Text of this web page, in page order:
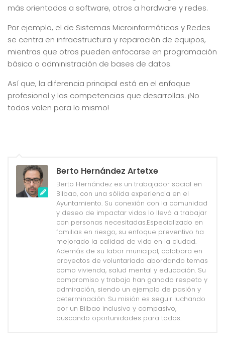
más orientados a software, otros a hardware y redes.
Por ejemplo, el de Sistemas Microinformáticos y Redes
se centra en infraestructura y reparación de equipos,
mientras que otros pueden enfocarse en programación
básica o administración de bases de datos.
Así que, la diferencia principal está en el enfoque
profesional y las competencias que desarrollas. ¡No
todos valen para lo mismo!
Berto Hernández Artetxe
Berto Hernández es un trabajador social en
Bilbao, con una sólida experiencia en el
Ayuntamiento. Su conexión con la comunidad
y deseo de impactar vidas lo llevó a trabajar
con personas necesitadas.Especializado en
familias en riesgo, su enfoque preventivo ha
mejorado la calidad de vida en la ciudad.
Además de su labor municipal, colabora en
proyectos de voluntariado abordando temas
como vivienda, salud mental y educación. Su
compromiso y trabajo han ganado respeto y
admiración, siendo un ejemplo de pasión y
determinación. Su misión es seguir luchando
por un Bilbao inclusivo y compasivo,
buscando oportunidades para todos.